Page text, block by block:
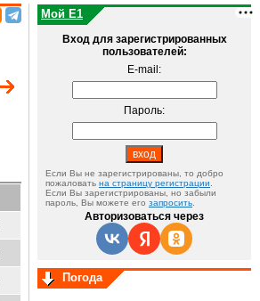
Мой E1
Вход для зарегистрированных
пользователей:
E-mail:
Пароль:
Если Вы не зарегистрированы, то добро
пожаловать на страницу регистрации
Если Вы зарегистрированы, но забыли
пароль, Вы можете его запросить
Авторизоваться через
Погода